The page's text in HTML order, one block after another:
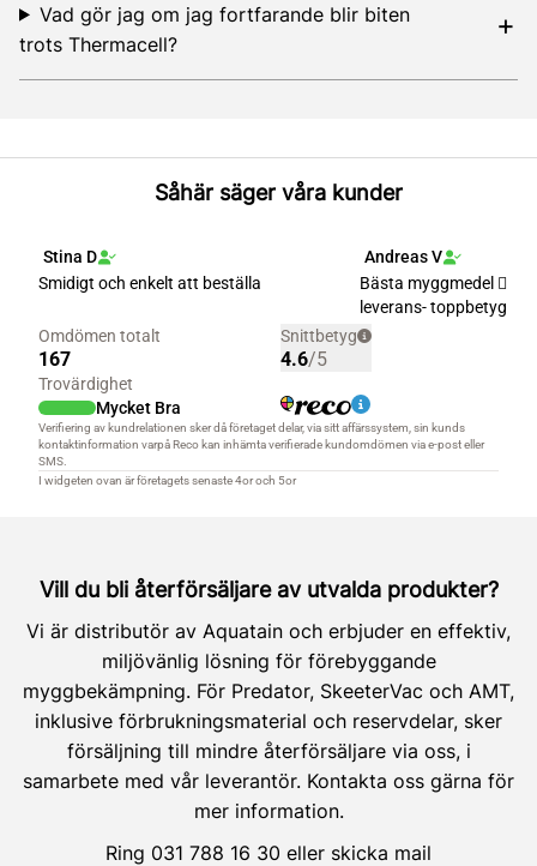
Vad gör jag om jag fortfarande blir biten
trots Thermacell?
Såhär säger våra kunder
Vill du bli återförsäljare av utvalda produkter?
Vi är distributör av Aquatain och erbjuder en effektiv,
miljövänlig lösning för förebyggande
myggbekämpning. För Predator, SkeeterVac och AMT,
inklusive förbrukningsmaterial och reservdelar, sker
försäljning till mindre återförsäljare via oss, i
samarbete med vår leverantör. Kontakta oss gärna för
mer information.
Ring 031 788 16 30 eller skicka mail